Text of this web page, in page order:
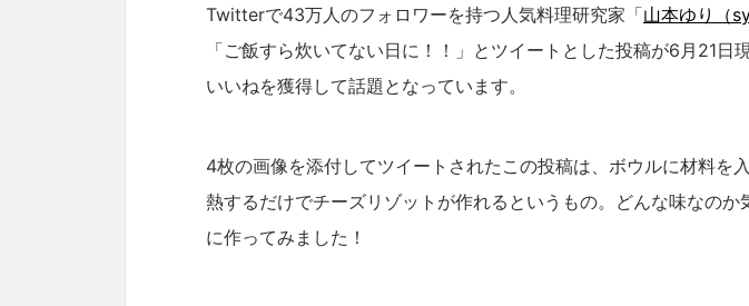
Twitterで43万人のフォロワーを持つ人気料理研究家「山本ゆり（
「ご飯すら炊いてない日に！！」とツイートとした投稿が6月21日
いいねを獲得して話題となっています。
4枚の画像を添付してツイートされたこの投稿は、ボウルに材料を
熱するだけでチーズリゾットが作れるというもの。どんな味なのか
に作ってみました！